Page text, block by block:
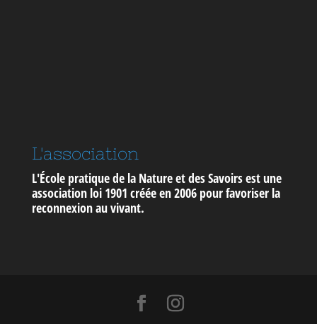
L'association
L'École pratique de la Nature et des Savoirs est une
association loi 1901 créée en 2006 pourfavoriser la
reconnexion au vivant.